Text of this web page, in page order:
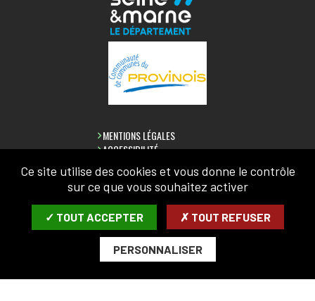
MENTIONS LÉGALES
ACCESSIBILITÉ
CONFIDENTIALITÉ
PLAN DU SITE
LETTRE D'INFORMATION
SAISIR VOTRE COURRIEL:
Ce site utilise des cookies et vous donne le contrôle
sur ce que vous souhaitez activer
✓ TOUT ACCEPTER ✗ TOUT REFUSER
PERSONNALISER